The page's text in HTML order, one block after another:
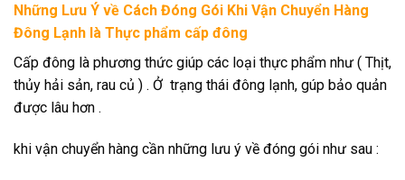
Những Lưu Ý về Cách Đóng Gói Khi Vận Chuyển Hàng
Đông Lạnh là Thực phẩm cấp đông
Cấp đông là phương thức giúp các loại thực phẩm như ( Thịt,
thủy hải sản, rau củ ) . Ở trạng thái đông lạnh, gúp bảo quản
được lâu hơn .
khi vận chuyển hàng cần những lưu ý về đóng gói như sau :